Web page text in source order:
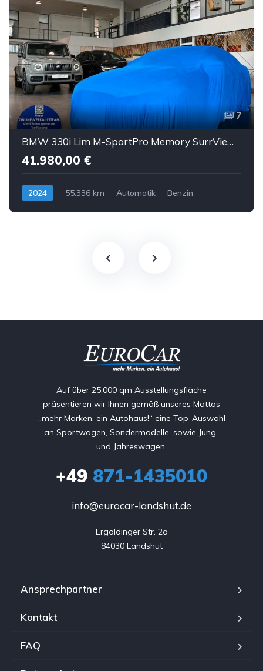
7
BMW 330i Lim M-SportPro Memory SurrView HUD eGSD ACC
41.980,00 €
2024 55.336 km Automatik Benzin
Auf über 25.000 qm Ausstellungsfläche
präsentieren wir Ihnen gemäß unseres Mottos
„mehr Marken, ein Autohaus!“ eine Top-Auswahl
an Sportwagen, Sondermodelle, sowie Jung-
und Jahreswagen.
+49 871-1435010
info@eurocar-landshut.de
Ergoldinger Str. 2a
84030 Landshut
Ansprechpartner
Kontakt
FAQ